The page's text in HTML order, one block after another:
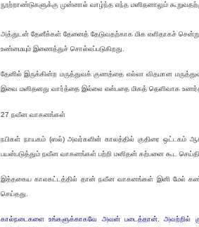
நூற்றாண்டுகளுக்கு முன்னால் வாழ்ந்த எந்த மனிதனாலும்
அத்துடன் தேனீக்கள் தேனைத் தேடுவதற்காக மிக எளிதாகச் சென்று
உண்மையும் இணைத்துச் சொல்லப்படுகிறது.
தேனில் இருக்கின்ற மருத்துவக் குணத்தை எல்லா விதமான
இவை மனிதனது வார்த்தை இல்லை என்பதை மிகத் தெளிவாக
27 நவீன வாகனங்கள்
நபிகள் நாயகம் (ஸல்) அவர்களின் காலத்தில் குதிரை ஒட்டகம்
பயன்படுத்தும் நவீன வாகனங்கள் பற்றி மனிதன் கற்பனை கூட
இத்தகைய காலகட்டத்தில் தான் நவீன வாகனங்கள் இனி மேல்
செய்தது.
கால்நடைகளை உங்களுக்காகவே அவன் படைத்தான். அவற்றில்